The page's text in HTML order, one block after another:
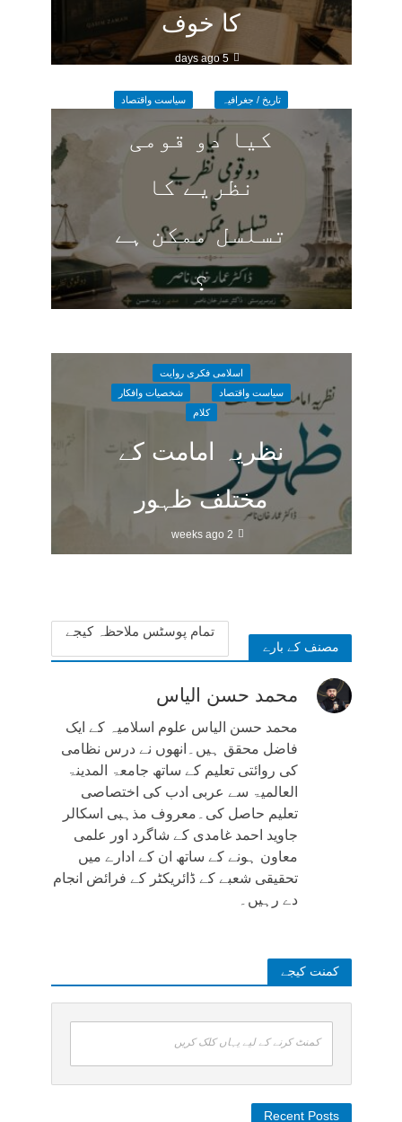
کا خوف
5 days ago
تاریخ / جغرافیہ سیاست واقتصاد
کیا دو قومی
نظریے کا
تسلسل ممکن ہے
؟
اسلامی فکری روایت
سیاست واقتصاد
شخصیات وافکار
کلام
نظریہ امامت کے
مختلف ظہور
2 weeks ago
مصنف کے بارے
تمام پوسٹس ملاحظہ کیجے
محمد حسن الیاس
محمد حسن الیاس علوم اسلامیہ کے ایک
فاضل محقق ہیں۔انھوں نے درس نظامی
کی روائتی تعلیم کے ساتھ جامعۃ المدینۃ
العالمیۃ سے عربی ادب کی اختصاصی
تعلیم حاصل کی۔معروف مذہبی اسکالر
جاوید احمد غامدی کے شاگرد اور علمی
معاون ہونے کے ساتھ ان کے ادارے میں
تحقیقی شعبے کے ڈائریکٹر کے فرائض انجام
دے رہیں۔
کمنت کیجے
کمنٹ کرنے کے لیے یہاں کلک کریں
Recent Posts